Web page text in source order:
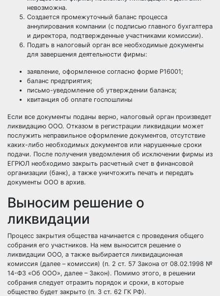
невозможна.
Создается промежуточный баланс процесса
аннулирования компании (с подписью главного бухгалтера
и директора, подтвержденные участниками комиссии).
Подать в налоговый орган все необходимые документы
для завершения деятельности фирмы:
заявление, оформленное согласно форме Р16001;
баланс предприятия;
письмо-уведомление об утверждении баланса;
квитанция об оплате госпошлины
Если все документы поданы верно, налоговый орган произведет
ликвидацию ООО. Отказом в регистрации ликвидации может
послужить неправильное оформление документов, отсутствие
каких-либо необходимых документов или нарушенные сроки
подачи. После получения уведомления об исключении фирмы из
ЕГРЮЛ необходимо закрыть расчетный счет в финансовой
организации (банк), а также уничтожить печать и передать
документы ООО в архив.
Выносим решение о
ликвидации
Процесс закрытия общества начинается с проведения общего
собрания его участников. На нем выносится решение о
ликвидации ООО, а также выбирается ликвидационная
комиссия (далее – комиссия) (п. 2 ст. 57 Закона от 08.02.1998 №
14-ФЗ «Об ООО», далее – Закон). Помимо этого, в решении
собрания следует отразить порядок и сроки, в которые
общество будет закрыто (п. 3 ст. 62 ГК РФ).